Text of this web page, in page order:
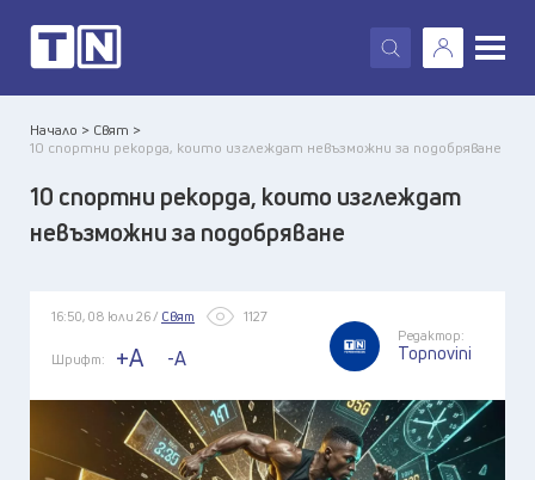
X
Начало > Свят >
10 спортни рекорда, които изглеждат невъзможни за подобряване
10 спортни рекорда, които изглеждат
невъзможни за подобряване
16:50, 08 юли 26 / Свят 1127
Шрифт: +A -A
Редактор:
Topnovini